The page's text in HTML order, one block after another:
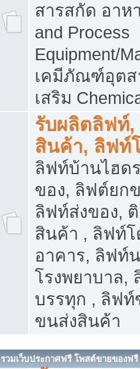
สารสกัด อาห
and Process
Equipment/
เคมีภัณฑ์อุตส
เสริม
รับผลิตลิฟท์
สินค้า, ลิฟท์
ลิฟท์บ้านไฮด
ของ, ลิฟต์ยก
ลิฟท์ส่งของ,
สินค้า , ลิฟท์
อาคาร, ลิฟท์
โรงพยาบาล,
บรรทุก , ลิฟ
ขนส่งสินค้า
รวมเว็บประกาศฟรี โพสต์ขายของฟรี